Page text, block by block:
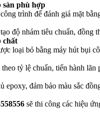
sàn phù hợp
trình để đánh giá mặt
độ nhám tiêu chuẩn,
chất
loại bỏ bằng máy hút bụi
tỷ lệ chuẩn, tiến hành
epoxy, đảm bảo màu sắc
sẽ thi công các hiệu